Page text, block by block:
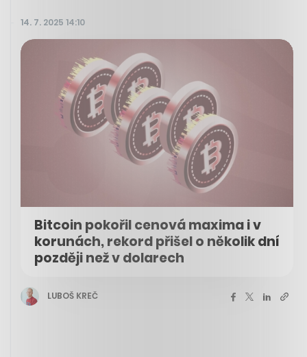
14. 7. 2025 14:10
Bitcoin pokořil cenová maxima i v
korunách, rekord přišel o několik dní
později než v dolarech
LUBOŠ KREČ